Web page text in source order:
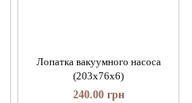
Лопатка вакуумного насоса
(203х76х6)
240.00 грн